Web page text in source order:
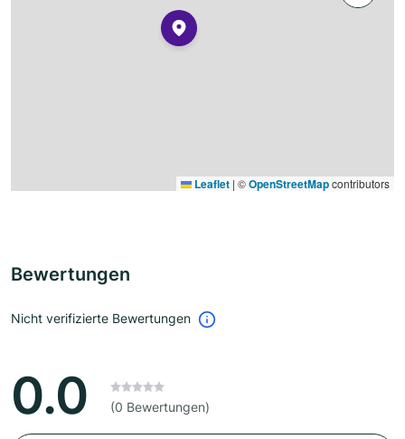
Leaflet | ©OpenStreetMapcontributors
Bewertungen
Nicht verifizierte Bewertungen
0.0 (0 Bewertungen)